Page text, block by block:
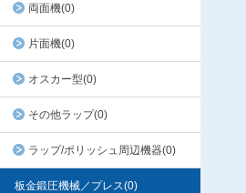
両面機(0)
片面機(0)
オスカー型(0)
その他ラップ(0)
ラップ/ポリッシュ周辺機器(0)
板金鍛圧機械／プレス(0)